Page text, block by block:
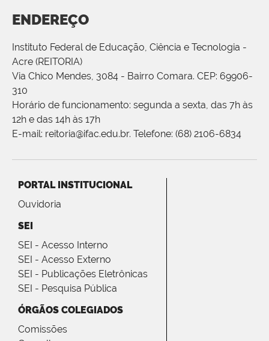
ENDEREÇO
Instituto Federal de Educação, Ciência e Tecnologia -
Acre (REITORIA)
Via Chico Mendes, 3084 - Bairro Comara. CEP: 69906-
310
Horário de funcionamento: segunda a sexta, das 7h às
12h e das 14h às 17h
E-mail: reitoria@ifac.edu.br. Telefone: (68) 2106-6834
PORTAL INSTITUCIONAL
Ouvidoria
SEI
SEI - Acesso Interno
SEI - Acesso Externo
SEI - Publicações Eletrônicas
SEI - Pesquisa Pública
ÓRGÃOS COLEGIADOS
Comissões